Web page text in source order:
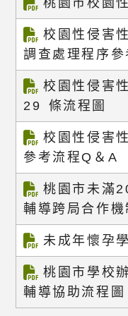
校園性侵害
調查處理程序參
校園性侵害
29 條流程圖
校園性侵害
參考流程Q＆A
桃園市未滿
輔導跨局合作機
未成年懷孕
桃園市學校
輔導協助流程圖